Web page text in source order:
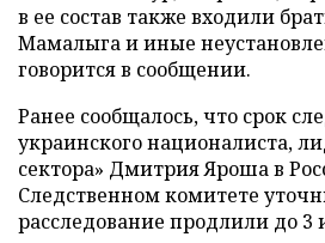
в ее состав также входили
Мамалыга и иные
говорится в сообщении.
Ранее сообщалось, что срок
украинского националиста,
сектора» Дмитрия Яроша в
Следственном комитете
расследование продлили до 3